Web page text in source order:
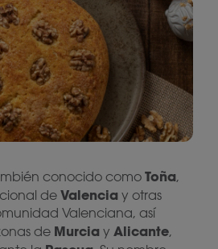
conocido como Toña,
de Valencia y otras
Valenciana, así
de Murcia y Alicante,